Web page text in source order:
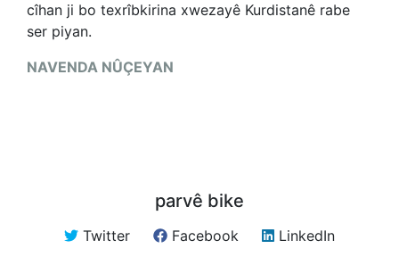
cîhan ji bo texrîbkirina xwezayê Kurdistanê rabe
ser piyan.
NAVENDA NÛÇEYAN
parvê bike
Twitter Facebook
LinkedIn